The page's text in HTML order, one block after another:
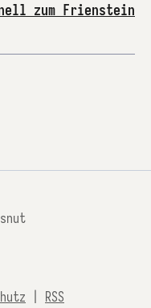
zum Frienstein
RSS